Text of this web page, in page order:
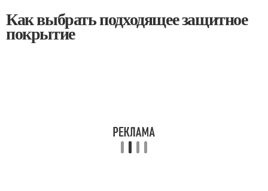
Как выбрать подходящее защитное
покрытие